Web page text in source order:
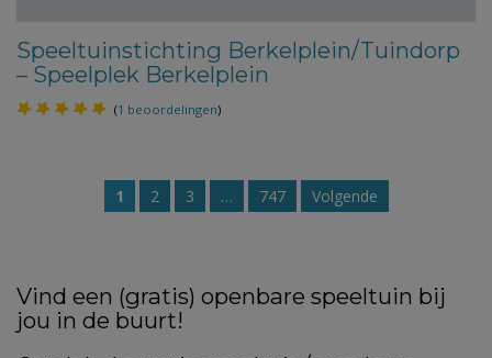
Speeltuinstichting Berkelplein/Tuindorp
– Speelplek Berkelplein
(1 beoordelingen)
1 2 3 … 747 Volgende
Vind een (gratis) openbare speeltuin bij
jou in de buurt!